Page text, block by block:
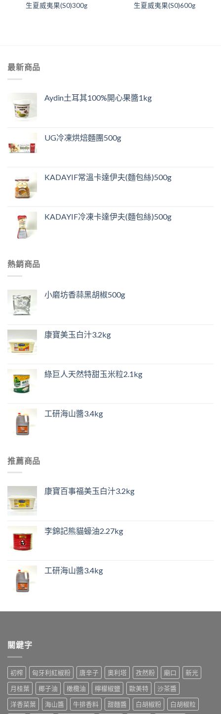
生夏威夷果(S0)300g 生夏威夷果(S0)600g
最新商品
Aydin土耳其100%開心果醬1kg
UG冷凍烘焙麵團500g
KADAYIF常溫卡達伊夫(麵包絲)500g
KADAYIF冷凍卡達伊夫(麵包絲)500g
熱銷商品
小磨坊香蒜黑胡椒500g
康寶美玉白汁3.2kg
綠巨人天然特甜玉米粒2.1kg
工研海山醬3.4kg
推薦商品
康寶百事福美玉白汁3.2kg
李錦記熊貓蠔油2.27kg
工研海山醬3.4kg
關鍵字
初榨 匈牙利紅椒粉 唐辛子 奧利塔 孜然粉 廟口
新光
月桂葉
椰子油 橄欖油 檸檬椒鹽 歐美特
沙茶醬
洋香菜葉
海山醬 牛排香料 甜麵醬 白胡椒粉 白胡椒粒